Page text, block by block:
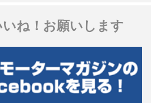
ね！お願いします